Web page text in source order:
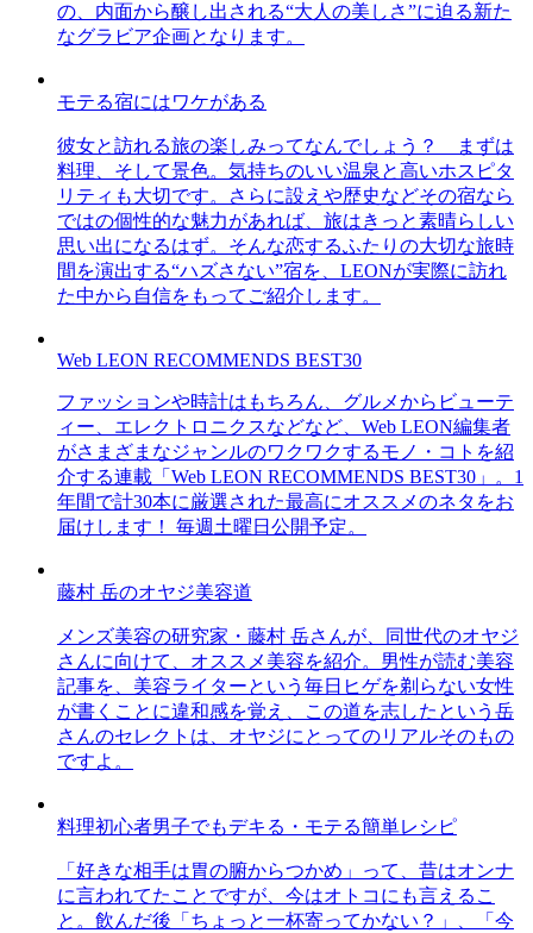
の、内面から醸し出される“大人の美しさ”に迫る新た
なグラビア企画となります。
モテる宿にはワケがある
彼女と訪れる旅の楽しみってなんでしょう？ まずは
料理、そして景色。気持ちのいい温泉と高いホスピタ
リティも大切です。さらに設えや歴史などその宿なら
ではの個性的な魅力があれば、旅はきっと素晴らしい
思い出になるはず。そんな恋するふたりの大切な旅時
間を演出する“ハズさない”宿を、LEONが実際に訪れ
た中から自信をもってご紹介します。
Web LEON RECOMMENDS BEST30
ファッションや時計はもちろん、グルメからビューテ
ィー、エレクトロニクスなどなど、Web LEON編集者
がさまざまなジャンルのワクワクするモノ・コトを紹
介する連載「Web LEON RECOMMENDS BEST30」。1
年間で計30本に厳選された最高にオススメのネタをお
届けします！ 毎週土曜日公開予定。
藤村 岳のオヤジ美容道
メンズ美容の研究家・藤村 岳さんが、同世代のオヤジ
さんに向けて、オススメ美容を紹介。男性が読む美容
記事を、美容ライターという毎日ヒゲを剃らない女性
が書くことに違和感を覚え、この道を志したという岳
さんのセレクトは、オヤジにとってのリアルそのもの
ですよ。
料理初心者男子でもデキる・モテる簡単レシピ
「好きな相手は胃の腑からつかめ」って、昔はオンナ
に言われてたことですが、今はオトコにも言えるこ
と。飲んだ後「ちょっと一杯寄ってかない？」、「今